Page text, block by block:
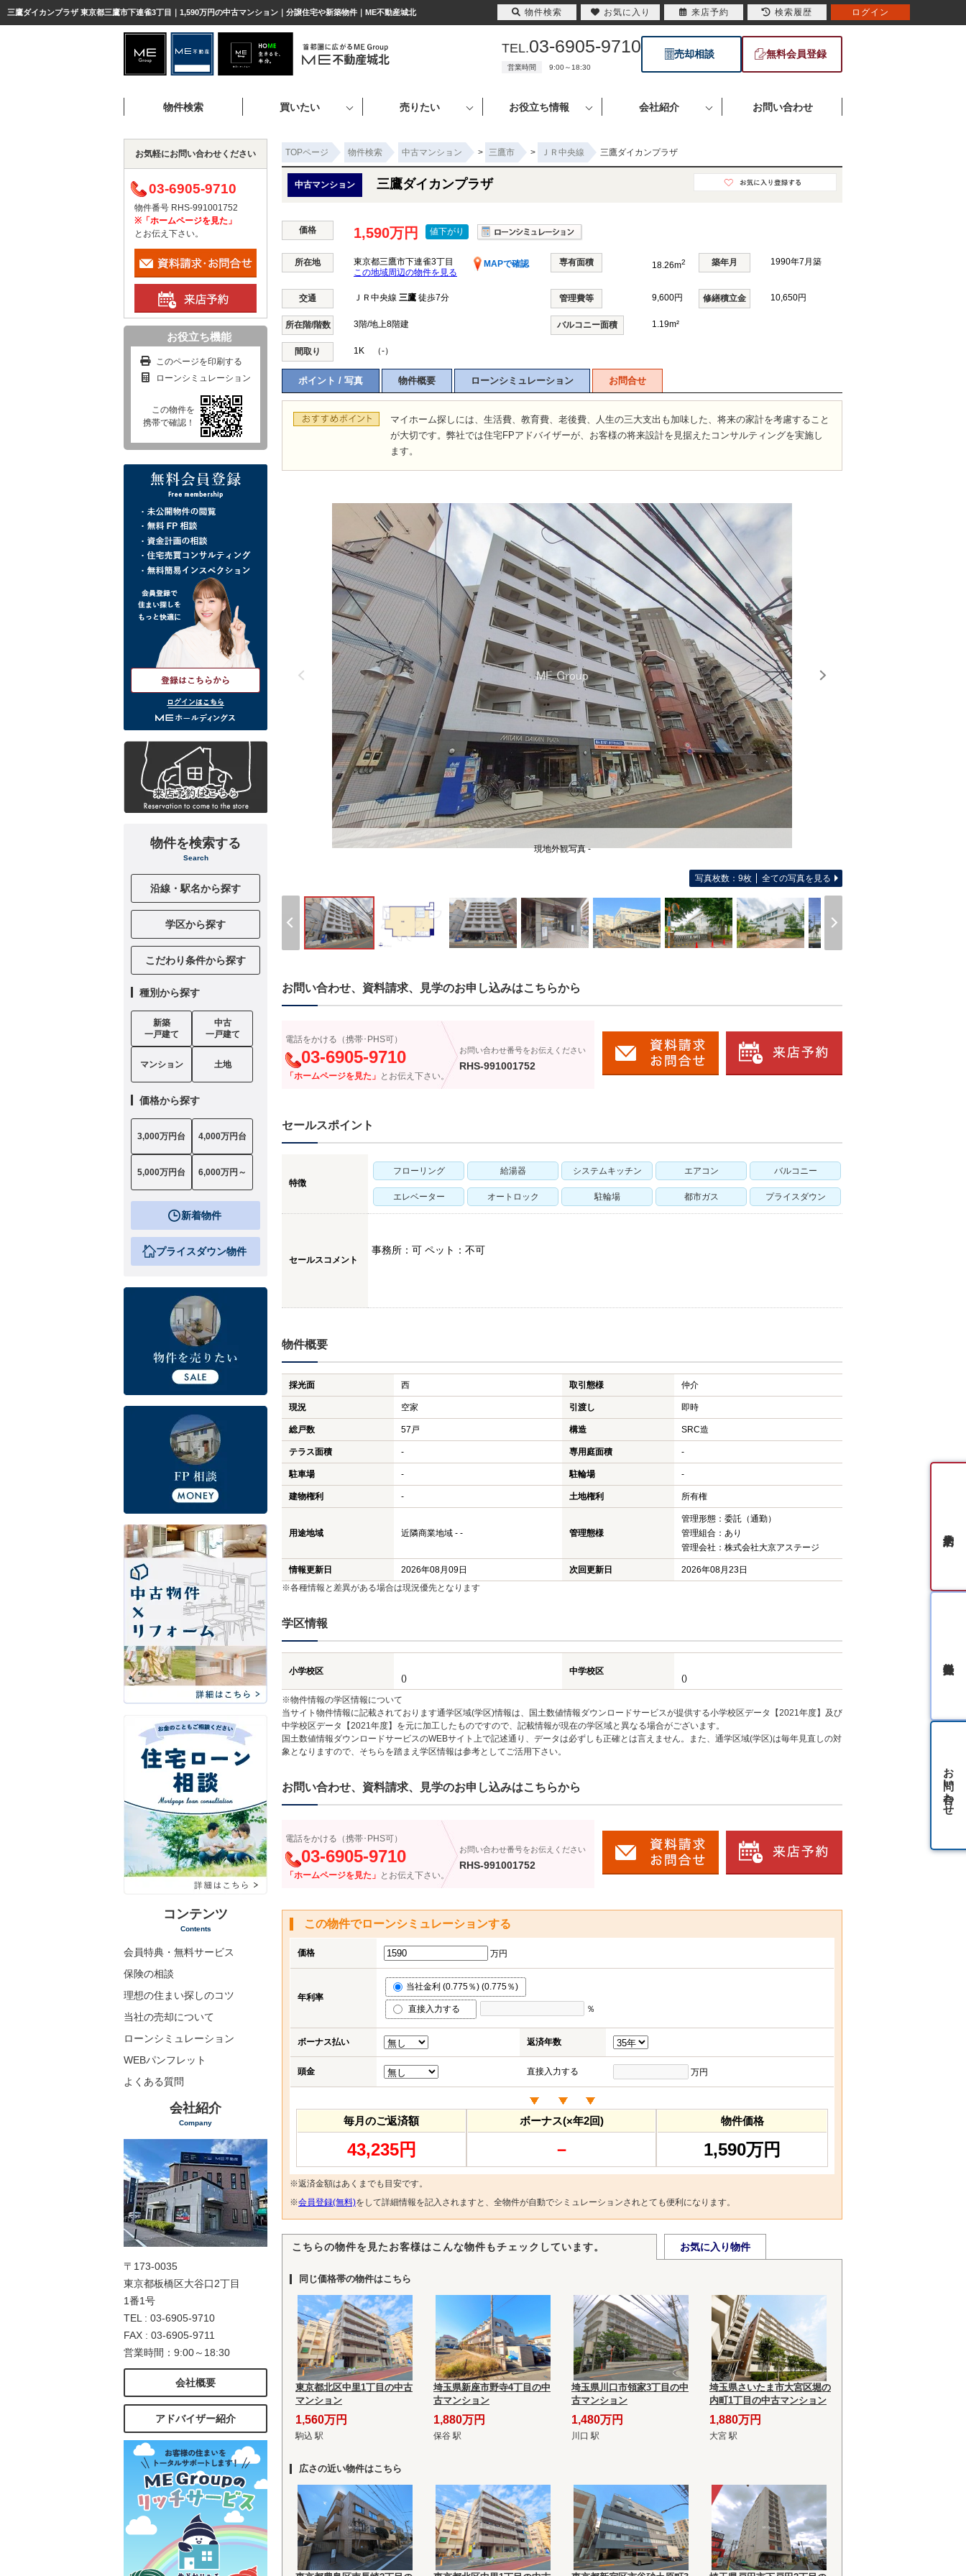
三鷹ダイカンプラザ 東京都三鷹市下連雀3丁目｜1,590万円の中古マンション｜分譲住宅や新築物件｜ME不動産城北
TEL.03-6905-9710
営業時間 9:00～18:30
売却相談 無料会員登録
物件検索 買いたい 売りたい お役立ち情報 会社紹介 お問い合わせ
TOPページ 物件検索 中古マンション > 三鷹市 > ＪＲ中央線 三鷹ダイカンプラザ
中古マンション 三鷹ダイカンプラザ
価格 1,590万円 値下がり
所在地 東京都三鷹市下連雀3丁目
MAPで確認
この地域周辺の物件を見る
専有面積 18.26m2 築年月 1990年7月築
交通 ＪＲ中央線 三鷹 徒歩7分 管理費等 9,600円 修繕積立金 10,650円
所在階/階数 3階/地上8階建 バルコニー面積 1.19m²
間取り 1K （-）
ポイント / 写真 物件概要 ローンシミュレーション お問合せ
マイホーム探しには、生活費、教育費、老後費、人生の三大支出も加味した、将来の家計を考慮すること
が大切です。弊社では住宅FPアドバイザーが、お客様の将来設計を見据えたコンサルティングを実施し
ます。
現地外観写真 -
写真枚数：9枚 全ての写真を見る
お問い合わせ、資料請求、見学のお申し込みはこちらから
電話をかける（携帯･PHS可）
03-6905-9710
「ホームページを見た」 とお伝え下さい。
お問い合わせ番号をお伝えください
RHS-991001752
セールスポイント
特徴
フローリング 給湯器 システムキッチン エアコン バルコニー
エレベーター オートロック 駐輪場 都市ガス プライスダウン
セールスコメント
事務所：可 ペット：不可
物件概要
採光面 西 取引態様 仲介
現況 空家 引渡し 即時
総戸数 57戸 構造 SRC造
テラス面積 - 専用庭面積 -
駐車場 - 駐輪場 -
建物権利 - 土地権利 所有権
用途地域 近隣商業地域 - - 管理態様
管理形態：委託（通勤）
管理組合：あり
管理会社：株式会社大京アステージ
情報更新日 2026年08月09日 次回更新日
2026年08月23日
※各種情報と差異がある場合は現況優先となります
学区情報
小学校区
()
中学校区
()
※物件情報の学区情報について
当サイト物件情報に記載されております通学区域(学区)情報は、国土数値情報ダウンロードサービスが提供する小学校区データ【2021年度】及び
中学校区データ【2021年度】を元に加工したものですので、記載情報が現在の学区域と異なる場合がございます。
国土数値情報ダウンロードサービスのWEBサイト上で記述通り、データは必ずしも正確とは言えません。また、通学区域(学区)は毎年見直しの対
象となりますので、そちらを踏まえ学区情報は参考としてご活用下さい。
お問い合わせ、資料請求、見学のお申し込みはこちらから
電話をかける（携帯･PHS可）
03-6905-9710
「ホームページを見た」 とお伝え下さい。
お問い合わせ番号をお伝えください
RHS-991001752
この物件でローンシミュレーションする
価格 万円
年利率
当社金利 (0.775％) (0.775％)
直接入力する ％
ボーナス払い 返済年数
頭金 直接入力する 万円
毎月のご返済額
43,235円
ボーナス(×年2回)
－
物件価格
1,590万円
※返済金額はあくまでも目安です。
※会員登録(無料)をして詳細情報を記入されますと、全物件が自動でシミュレーションされとても便利になります。
こちらの物件を見たお客様はこんな物件もチェックしています。 お気に入り物件
同じ価格帯の物件はこちら
東京都北区中里1丁目の中古
マンション
1,560万円
駒込 駅
埼玉県新座市野寺4丁目の中
古マンション
1,880万円
保谷 駅
埼玉県川口市領家3丁目の中
古マンション
1,480万円
川口 駅
埼玉県さいたま市大宮区堀の
内町1丁目の中古マンション
1,880万円
大宮 駅
広さの近い物件はこちら
お気軽にお問い合わせください
03-6905-9710
物件番号 RHS-991001752
※「ホームページを見た」
とお伝え下さい。
お役立ち機能
このページを印刷する
ローンシミュレーション
この物件を
携帯で確認！
ログインはこちら
物件を検索する
Search
沿線・駅名から探す
学区から探す
こだわり条件から探す
種別から探す
新築
一戸建て
中古
一戸建て
マンション 土地
価格から探す
3,000万円台 4,000万円台
5,000万円台 6,000万円～
新着物件
プライスダウン物件
コンテンツ
Contents
会員特典・無料サービス
保険の相談
理想の住まい探しのコツ
当社の売却について
ローンシミュレーション
WEBパンフレット
よくある質問
会社紹介
Company
〒173-0035
東京都板橋区大谷口2丁目
1番1号
TEL : 03-6905-9710
FAX : 03-6905-9711
営業時間：9:00～18:30
会社概要
アドバイザー紹介
物件検索 お気に入り 来店予約 検索履歴 ログイン
お問い合わせ